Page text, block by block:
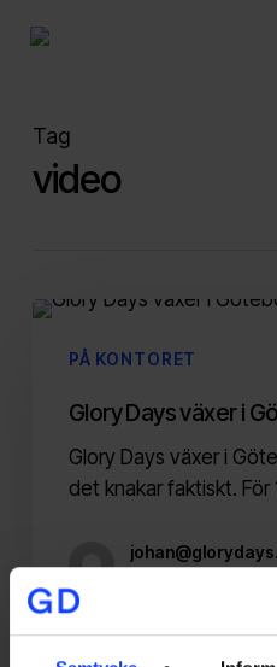
Tag
video
Glory
PÅ KONTORET
Glory Days växer i
Glory Days växer i
det knakar faktiskt.